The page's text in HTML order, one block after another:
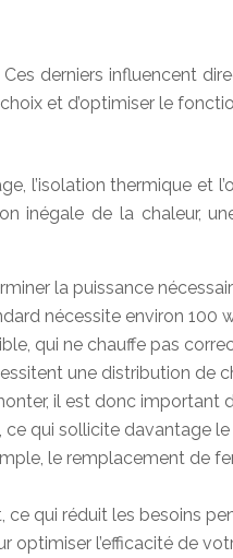
derniers influencent
et d’optimiser le
l’isolation thermique et
inégale de la chaleur,
la puissance
nécessite environ
qui ne chauffe pas
une distribution de
il est donc
qui sollicite davantage le
le remplacement de
qui réduit les besoins
optimiser l’efficacité de